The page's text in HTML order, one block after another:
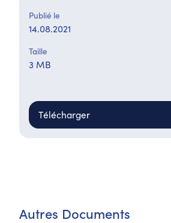
Publié le
14.08.2021
Taille
3 MB
Télécharger
Autres Documents